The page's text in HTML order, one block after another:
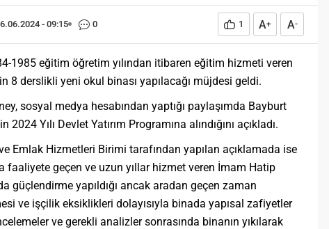
- 09:15 0 1 A+ A-
1985 eğitim öğretim yılından itibaren eğitim hizmeti veren
8 derslikli yeni okul binası yapılacağı müjdesi geldi.
sosyal medya hesabından yaptığı paylaşımda Bayburt
Yılı Devlet Yatırım Programına alındığını açıkladı.
Emlak Hizmetleri Birimi tarafından yapılan açıklamada ise
faaliyete geçen ve uzun yıllar hizmet veren İmam Hatip
güçlendirme yapıldığı ancak aradan geçen zaman
ve işçilik eksiklikleri dolayısıyla binada yapısal zafiyetler
ve gerekli analizler sonrasında binanın yıkılarak